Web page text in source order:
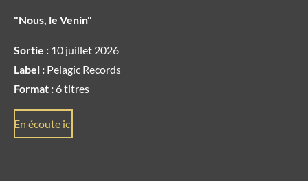
"Nous, le Venin"
Sortie : 10 juillet 2026
Label : Pelagic Records
Format : 6 titres
En écoute ici